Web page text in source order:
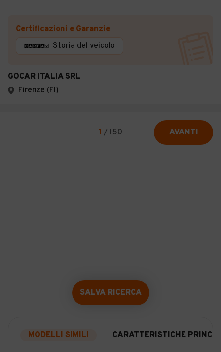
Certificazioni e Garanzie
Storia del veicolo
GOCAR ITALIA SRL
Firenze (FI)
1 / 150 AVANTI
SALVA RICERCA
MODELLI SIMILI CARATTERISTICHE